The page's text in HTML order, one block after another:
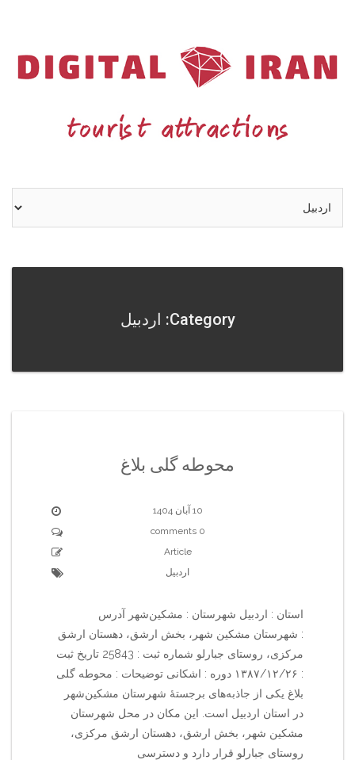
Category: اردبیل
محوطه گلی بلاغ
10 آبان 1404
0 comments
Article
اردبیل
استان : اردبیل شهرستان : مشکین‌شهر آدرس
: شهرستان مشکین شهر، بخش ارشق، دهستان ارشق
مرکزی، روستای جبارلو شماره ثبت : 25843 تاریخ ثبت
: ۱۳۸۷/۱۲/۲۶ دوره : اشکانی توضیحات : محوطه گلی
بلاغ یکی از جاذبه‌های برجستهٔ شهرستان مشکین‌شهر
در استان اردبیل است. این مکان در محل شهرستان
مشکین شهر، بخش ارشق، دهستان ارشق مرکزی،
روستای جبارلو قرار دارد و دسترسی